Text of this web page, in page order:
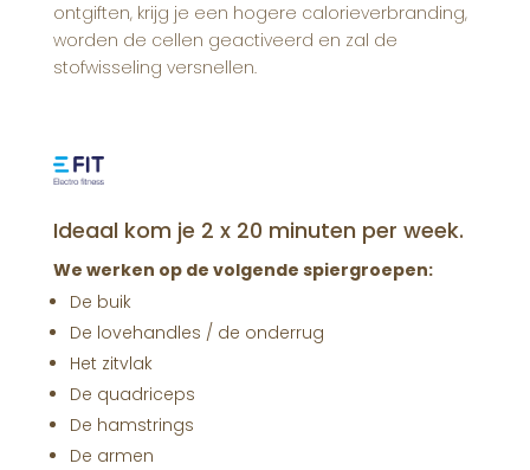
ontgiften, krijg je een hogere calorieverbranding,
worden de cellen geactiveerd en zal de
stofwisseling versnellen.
Ideaal kom je 2 x 20 minuten per week.
We werken op de volgende spiergroepen:
De buik
De lovehandles / de onderrug
Het zitvlak
De quadriceps
De hamstrings
De armen